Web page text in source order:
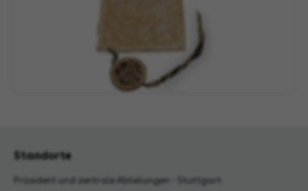
Standorte
Präsident und zentrale Abteilungen - Stuttgart